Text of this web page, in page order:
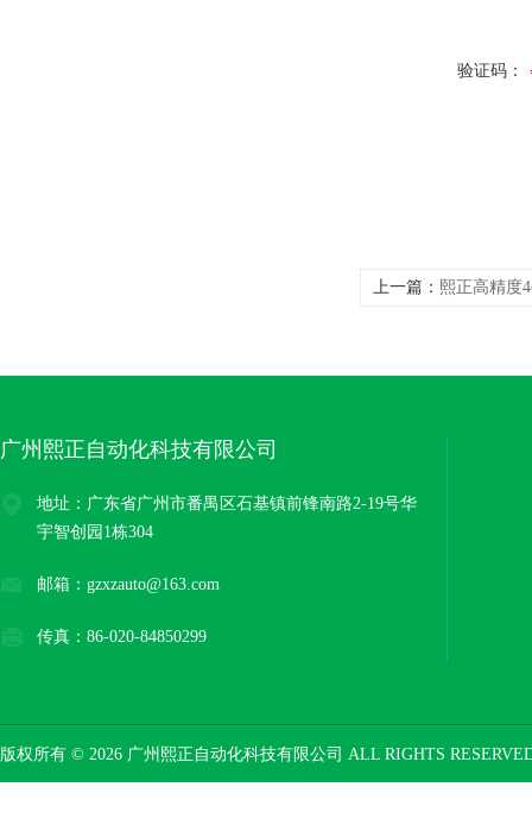
验证码：
上一篇： 熙正高精度
广州熙正自动化科技有限公司
地址：广东省广州市番禺区石基镇前锋南路2-19号华
宇智创园1栋304
邮箱：gzxzauto@163.com
传真：86-020-84850299
版权所有 © 2026 广州熙正自动化科技有限公司 ALL RIGHTS